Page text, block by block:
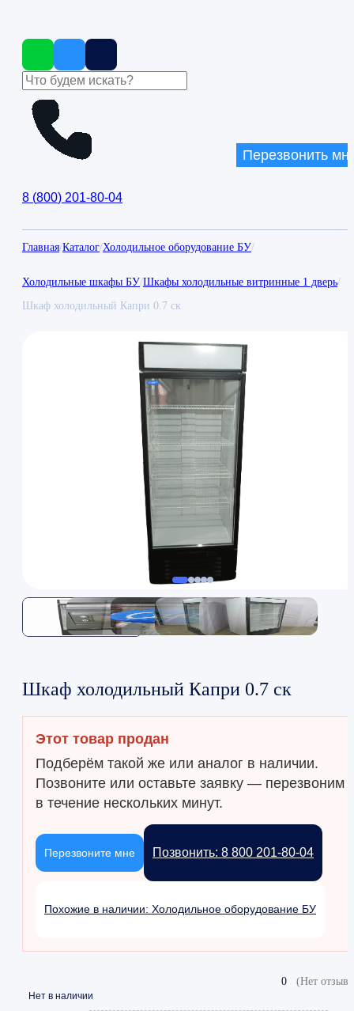
8 (800) 201-80-04
Перезвонить
Главная/Каталог/Холодильное оборудование БУ/
Холодильные шкафы БУ/Шкафы холодильные витринные 1 дверь/
Шкаф холодильный Капри 0.7 ск
Шкаф холодильный Капри 0.7 ск
Этот товар продан
Подберём такой же или аналог в наличии.
Позвоните или оставьте заявку — перезвоним
в течение нескольких минут.
Позвонить: 8 800 201-80-04
Перезвоните мне
Похожие в наличии: Холодильное оборудование БУ
0 (Нет
Нет в наличии